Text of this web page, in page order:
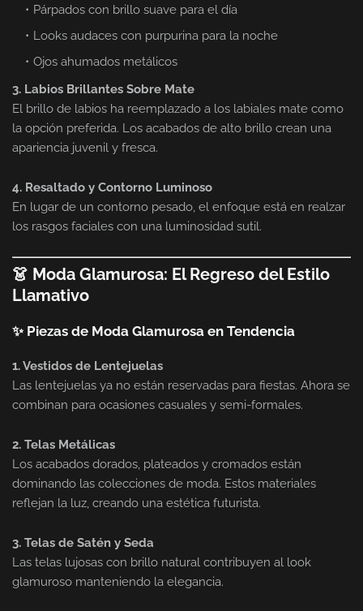
Párpados con brillo suave para el día
Looks audaces con purpurina para la noche
Ojos ahumados metálicos
3. Labios Brillantes Sobre Mate
El brillo de labios ha reemplazado a los labiales mate como
la opción preferida. Los acabados de alto brillo crean una
apariencia juvenil y fresca.
4. Resaltado y Contorno Luminoso
En lugar de un contorno pesado, el enfoque está en realzar
los rasgos faciales con una luminosidad sutil.
👗 Moda Glamurosa: El Regreso del Estilo
Llamativo
✨ Piezas de Moda Glamurosa en Tendencia
1. Vestidos de Lentejuelas
Las lentejuelas ya no están reservadas para fiestas. Ahora se
combinan para ocasiones casuales y semi-formales.
2. Telas Metálicas
Los acabados dorados, plateados y cromados están
dominando las colecciones de moda. Estos materiales
reflejan la luz, creando una estética futurista.
3. Telas de Satén y Seda
Las telas lujosas con brillo natural contribuyen al look
glamuroso manteniendo la elegancia.